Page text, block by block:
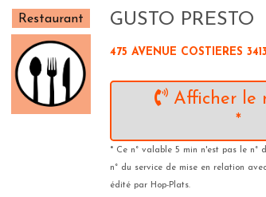
Restaurant GUSTO PRESTO
475 AVENUE COSTIERES
Afficher le
*
* Ce n° valable 5 min n'est pas le n°
n° du service de mise en relation
édité par Hop-Plats.